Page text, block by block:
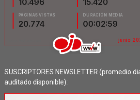
SUSCRIPTORES NEWSLETTER (promedio
auditado disponible):